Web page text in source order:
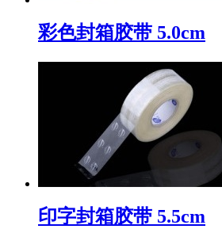
彩色封箱胶带 5.0cm
印字封箱胶带 5.5cm